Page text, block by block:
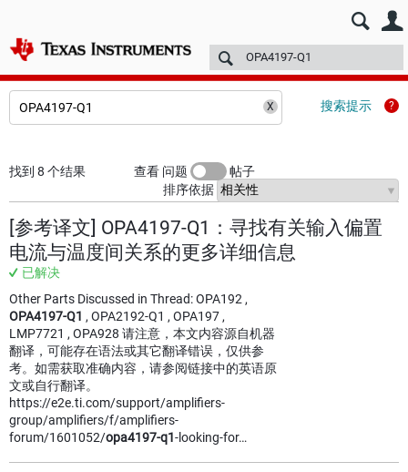
E2E™ 中文设计支持 > 技术文章 TI 培训
搜索提示
找到 8 个结果 查看 问题
帖子
排序依据
[参考译文] OPA4197-Q1：寻找有关输入偏置
电流与温度间关系的更多详细信息
已解决
Other Parts Discussed in Thread: OPA192 ,
OPA4197-Q1 , OPA2192-Q1 , OPA197 ,
LMP7721 , OPA928 请注意，本文内容源自机器
翻译，可能存在语法或其它翻译错误，仅供参
考。如需获取准确内容，请参阅链接中的英语原
文或自行翻译。
https://e2e.ti.com/support/amplifiers-
group/amplifiers/f/amplifiers-
forum/1601052/opa4197-q1-looking-for…